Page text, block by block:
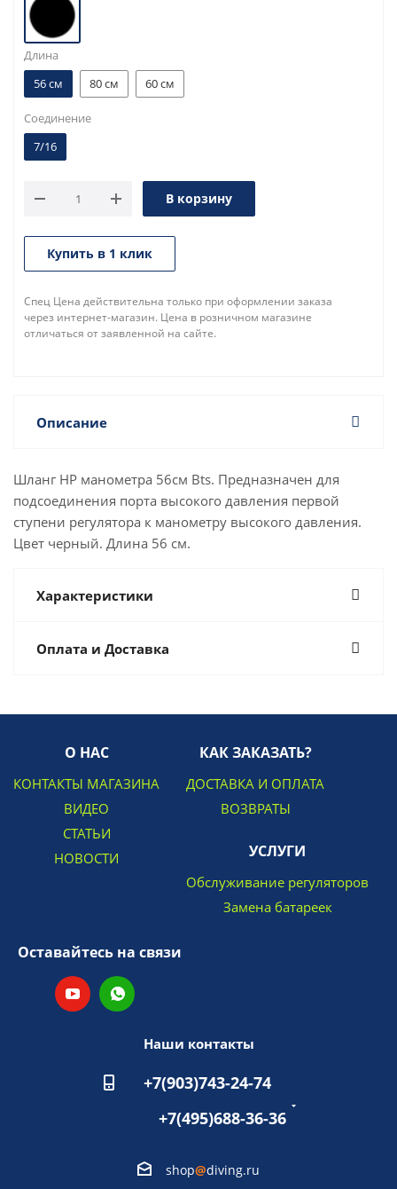
Длина
56 см
80 см 60 см
Соединение
7/16
В корзину
Купить в 1 клик
Спец Цена действительна только при оформлении заказа
через интернет-магазин. Цена в розничном магазине
отличаться от заявленной на сайте.
Описание
Шланг НР манометра 56см Bts. Предназначен для
подсоединения порта высокого давления первой
ступени регулятора к манометру высокого давления.
Цвет черный. Длина 56 см.
Характеристики
Оплата и Доставка
О НАС
КОНТАКТЫ МАГАЗИНА
ВИДЕО
СТАТЬИ
НОВОСТИ
КАК ЗАКАЗАТЬ?
ДОСТАВКА И ОПЛАТА
ВОЗВРАТЫ
УСЛУГИ
Обслуживание регуляторов
Замена батареек
Оставайтесь на связи
Наши контакты
+7(903)743-24-74
+7(495)688-36-36
shop@diving.ru